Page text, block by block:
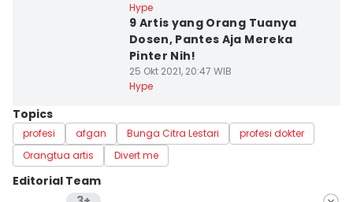
Hype
9 Artis yang Orang Tuanya
Dosen, Pantes Aja Mereka
Pinter Nih!
25 Okt 2021, 20:47 WIB
Hype
Topics
profesi afgan Bunga Citra Lestari
profesi dokter
Orangtua artis
Divert me
Editorial Team